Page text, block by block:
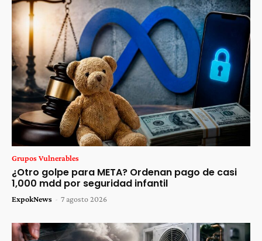
Grupos Vulnerables
¿Otro golpe para META? Ordenan pago de casi
1,000 mdd por seguridad infantil
ExpokNews - 7 agosto 2026